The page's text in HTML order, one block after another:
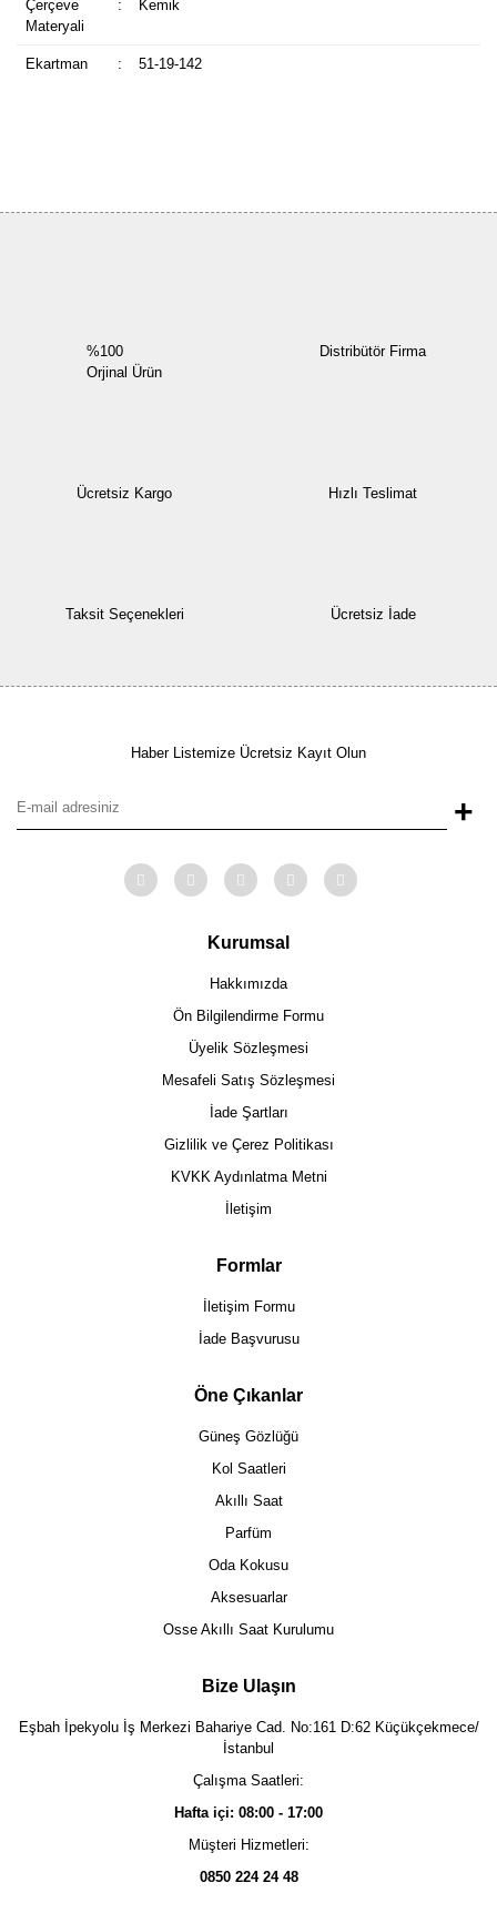
Çerçeve
Materyali
: Kemik
Ekartman : 51-19-142
%100
Orjinal Ürün
Distribütör Firma
Ücretsiz Kargo Hızlı Teslimat
Taksit Seçenekleri Ücretsiz İade
Haber Listemize Ücretsiz Kayıt Olun
+
Kurumsal
Hakkımızda
Ön Bilgilendirme Formu
Üyelik Sözleşmesi
Mesafeli Satış Sözleşmesi
İade Şartları
Gizlilik ve Çerez Politikası
KVKK Aydınlatma Metni
İletişim
Formlar
İletişim Formu
İade Başvurusu
Öne Çıkanlar
Güneş Gözlüğü
Kol Saatleri
Akıllı Saat
Parfüm
Oda Kokusu
Aksesuarlar
Osse Akıllı Saat Kurulumu
Bize Ulaşın
Eşbah İpekyolu İş Merkezi Bahariye Cad. No:161 D:62 Küçükçekmece/
İstanbul
Çalışma Saatleri:
Hafta içi: 08:00 - 17:00
Müşteri Hizmetleri:
0850 224 24 48